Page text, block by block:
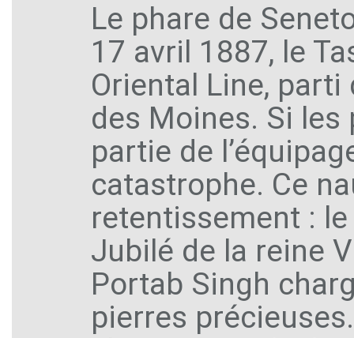
Le phare de
17 avril 1887, le
Oriental Line, parti
des Moines. Si
partie de
catastrophe. Ce
retentissement :
Jubilé de la reine
Portab Singh
pierres